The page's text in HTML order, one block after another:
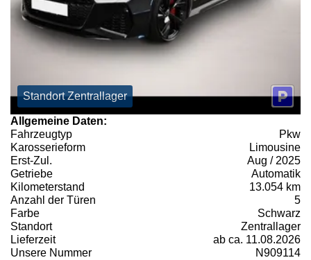
Standort Zentrallager
Allgemeine Daten:
Fahrzeugtyp
Pkw
Karosserieform
Limousine
Erst-Zul.
Aug / 2025
Getriebe
Automatik
Kilometerstand
13.054 km
Anzahl der Türen
5
Farbe
Schwarz
Standort
Zentrallager
Lieferzeit
ab ca. 11.08.2026
Unsere Nummer
N909114